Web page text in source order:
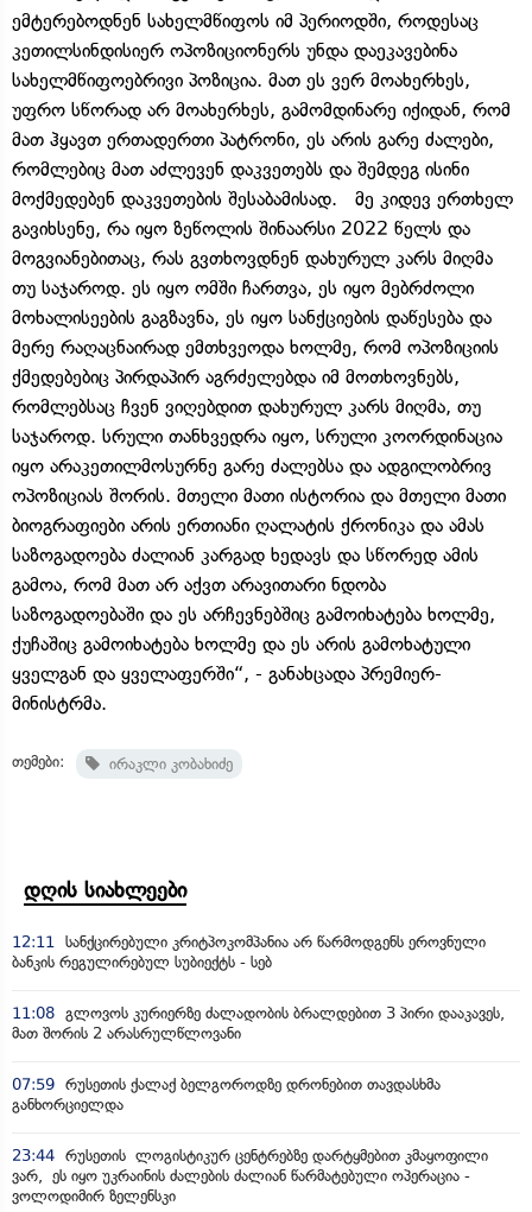
ემტერებოდნენ სახელმწიფოს იმ პერიოდში, როდესაც
კეთილსინდისიერ ოპოზიციონერს უნდა დაეკავებინა
სახელმწიფოებრივი პოზიცია. მათ ეს ვერ მოახერხეს,
უფრო სწორად არ მოახერხეს, გამომდინარე იქიდან, რომ
მათ ჰყავთ ერთადერთი პატრონი, ეს არის გარე ძალები,
რომლებიც მათ აძლევენ დაკვეთებს და შემდეგ ისინი
მოქმედებენ დაკვეთების შესაბამისად. მე კიდევ ერთხელ
გავიხსენე, რა იყო ზეწოლის შინაარსი 2022 წელს და
მოგვიანებითაც, რას გვთხოვდნენ დახურულ კარს მიღმა
თუ საჯაროდ. ეს იყო ომში ჩართვა, ეს იყო მებრძოლი
მოხალისეების გაგზავნა, ეს იყო სანქციების დაწესება და
მერე რაღაცნაირად ემთხვეოდა ხოლმე, რომ ოპოზიციის
ქმედებებიც პირდაპირ აგრძელებდა იმ მოთხოვნებს,
რომლებსაც ჩვენ ვიღებდით დახურულ კარს მიღმა, თუ
საჯაროდ. სრული თანხვედრა იყო, სრული კოორდინაცია
იყო არაკეთილმოსურნე გარე ძალებსა და ადგილობრივ
ოპოზიციას შორის. მთელი მათი ისტორია და მთელი მათი
ბიოგრაფიები არის ერთიანი ღალატის ქრონიკა და ამას
საზოგადოება ძალიან კარგად ხედავს და სწორედ ამის
გამოა, რომ მათ არ აქვთ არავითარი ნდობა
საზოგადოებაში და ეს არჩევნებშიც გამოიხატება ხოლმე,
ქუჩაშიც გამოიხატება ხოლმე და ეს არის გამოხატული
ყველგან და ყველაფერში“, - განახცადა პრემიერ-
მინისტრმა.
თემები: ირაკლი კობახიძე
დღის სიახლეები
12:11
სანქცირებული კრიტპოკომპანია არ წარმოდგენს ეროვნული
ბანკის რეგულირებულ სუბიექტს - სებ
11:08 გლოვოს კურიერზე ძალადობის ბრალდებით 3 პირი დააკავეს,
მათ შორის 2 არასრულწლოვანი
07:59 რუსეთის ქალაქ ბელგოროდზე დრონებით თავდასხმა
განხორციელდა
23:44 რუსეთის ლოგისტიკურ ცენტრებზე დარტყმებით კმაყოფილი
ვარ, ეს იყო უკრაინის ძალების ძალიან წარმატებული ოპერაცია -
ვოლოდიმირ ზელენსკი